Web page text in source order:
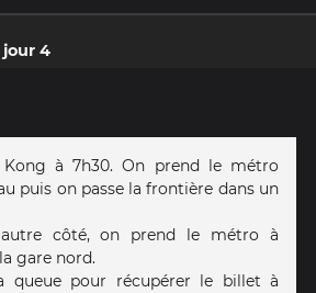
jour 4
à 7h30. On prend le métro
puis on passe la frontière dans un
côté, on prend le métro à
gare nord.
queue pour récupérer le billet à